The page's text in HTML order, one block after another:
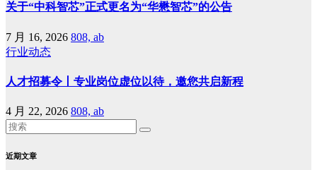
关于“中科智芯”正式更名为“华懋智芯”的公告
7 月 16, 2026 808, ab
行业动态
人才招募令丨专业岗位虚位以待，邀您共启新程
4 月 22, 2026 808, ab
近期文章